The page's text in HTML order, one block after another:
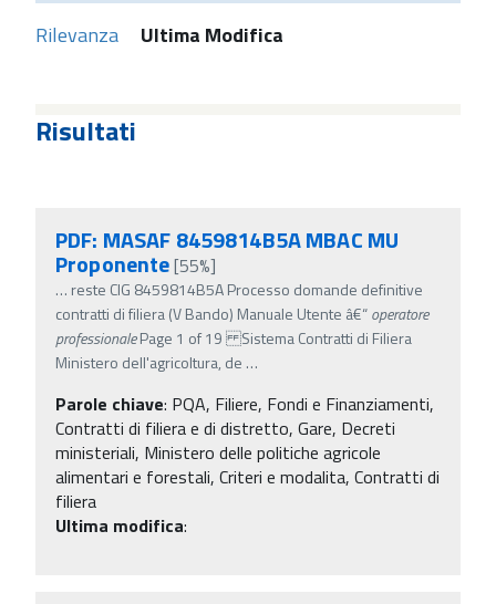
Rilevanza Ultima Modifica
Risultati
PDF: MASAF 8459814B5A MBAC MU
Proponente[55%]
… reste CIG 8459814B5A Processo domande definitive
contratti di filiera (V Bando) Manuale Utente â€“operatore
professionalePage 1 of 19 Sistema Contratti di Filiera
Ministero dell'agricoltura, de …
Parole chiave: PQA, Filiere, Fondi e Finanziamenti,
Contratti di filiera e di distretto, Gare, Decreti
ministeriali, Ministero delle politiche agricole
alimentari e forestali, Criteri e modalita, Contratti di
filiera
Ultima modifica: